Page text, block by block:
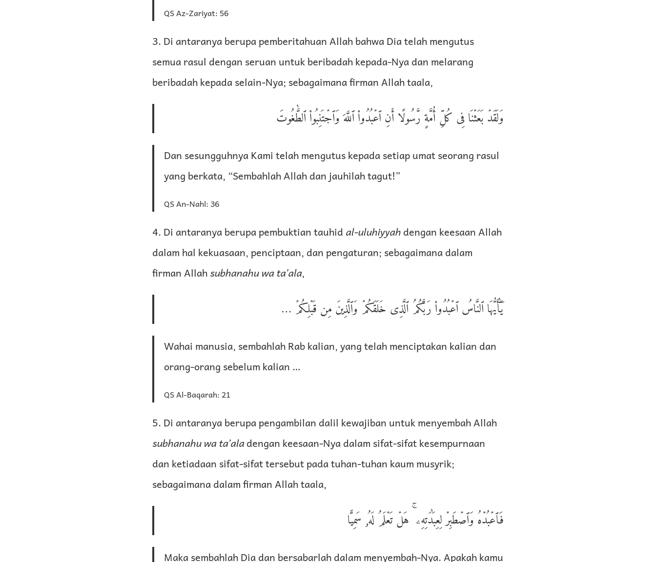
QS Az-Zariyat: 56
3. Di antaranya berupa pemberitahuan Allah bahwa Dia telah mengutus
semua rasul dengan seruan untuk beribadah kepada-Nya dan melarang
beribadah kepada selain-Nya; sebagaimana firman Allah taala,
وَلَقَدۡ بَعَثۡنَا فِى كُلِّ أُمَّةٍ رَّسُولًا أَنِ ٱعۡبُدُوا۟ ٱللَّهَ وَٱجۡتَنِبُوا۟ ٱلطَّٰغُوتَ
Dan sesungguhnya Kami telah mengutus kepada setiap umat seorang rasul
yang berkata, “Sembahlah Allah dan jauhilah tagut!”
QS An-Nahl: 36
4. Di antaranya berupa pembuktian tauhid al-uluhiyyahdengan keesaan Allah
dalam hal kekuasaan, penciptaan, dan pengaturan; sebagaimana dalam
firman Allahsubhanahu wa ta’ala,
يَٰٓأَيُّهَا ٱلنَّاسُ ٱعۡبُدُوا۟ رَبَّكُمُ ٱلَّذِى خَلَقَكُمۡ وَٱلَّذِينَ مِن قَبۡلِكُمۡ …
Wahai manusia, sembahlah Rab kalian, yang telah menciptakan kalian dan
orang-orang sebelum kalian …
QS Al-Baqarah: 21
5. Di antaranya berupa pengambilan dalil kewajiban untuk menyembah Allah
subhanahu wa ta’aladengan keesaan-Nya dalam sifat-sifat kesempurnaan
dan ketiadaan sifat-sifat tersebut pada tuhan-tuhan kaum musyrik;
sebagaimana dalam firman Allah taala,
فَٱعۡبُدۡهُ وَٱصۡطَبِرۡ لِعِبَٰدَتِهِۦ ۚ هَلۡ تَعۡلَمُ لَهُۥ سَمِيًّا
Maka sembahlah Dia dan bersabarlah dalam menyembah-Nya. Apakah kamu